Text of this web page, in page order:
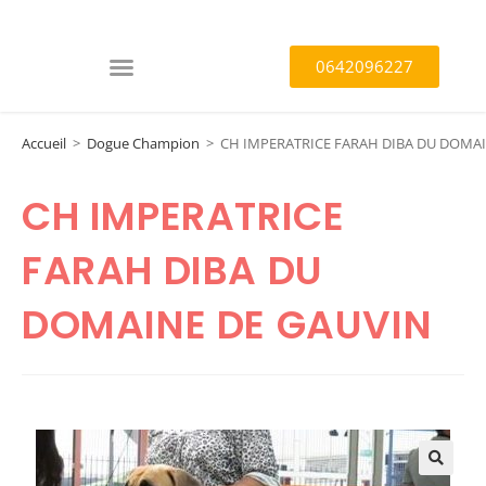
0642096227
Accueil > Dogue Champion > CH IMPERATRICE FARAH DIBA DU
CH IMPERATRICE
FARAH DIBA DU
DOMAINE DE GAUVIN